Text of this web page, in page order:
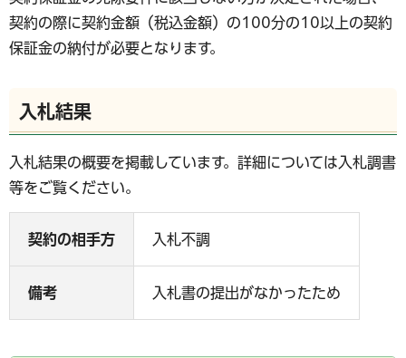
契約の際に契約金額（税込金額）の100分の10以上の契約
保証金の納付が必要となります。
入札結果
入札結果の概要を掲載しています。詳細については入札調書
等をご覧ください。
契約の相手方 入札不調
備考 入札書の提出がなかったため